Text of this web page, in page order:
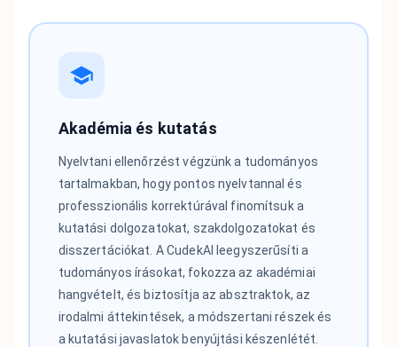
Akadémia és kutatás
Nyelvtani ellenőrzést végzünk a tudományos
tartalmakban, hogy pontos nyelvtannal és
professzionális korrektúrával finomítsuk a
kutatási dolgozatokat, szakdolgozatokat és
disszertációkat. A CudekAI leegyszerűsíti a
tudományos írásokat, fokozza az akadémiai
hangvételt, és biztosítja az absztraktok, az
irodalmi áttekintések, a módszertani részek és
a kutatási javaslatok benyújtási készenlétét.